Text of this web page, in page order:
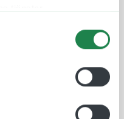
är även valbart om
annat kan använda